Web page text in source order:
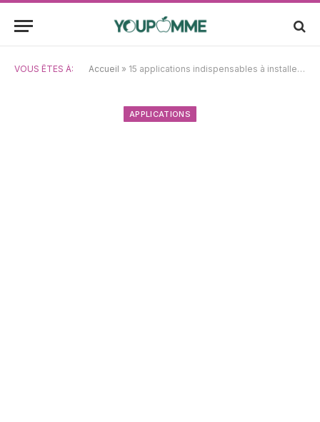
VOUS ÊTES À: Accueil » 15 applications indispensables à installer sur votre iPad mini
APPLICATIONS